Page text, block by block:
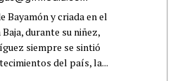
Bayamón y criada en el
durante su niñez,
siempre se sintió
del país, la...